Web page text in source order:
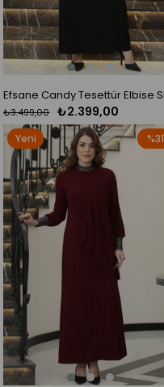
₺2.399,00
₺3.499,00
%31
Yeni
Ürün